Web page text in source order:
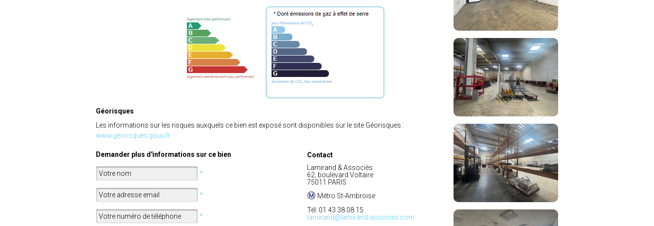
Géorisques
Les informations sur les risques auxquels ce bien est exposé sont disponibles sur le site Géorisques :
www.georisques.gouv.fr
Contact
Lamirand & Associés
62, boulevard Voltaire
75011 PARIS
Métro St-Ambroise
Tél: 01 43 38 08 15
lamirand@lamirand-associes.com
Demander plus d'informations sur ce bien
*
*
*